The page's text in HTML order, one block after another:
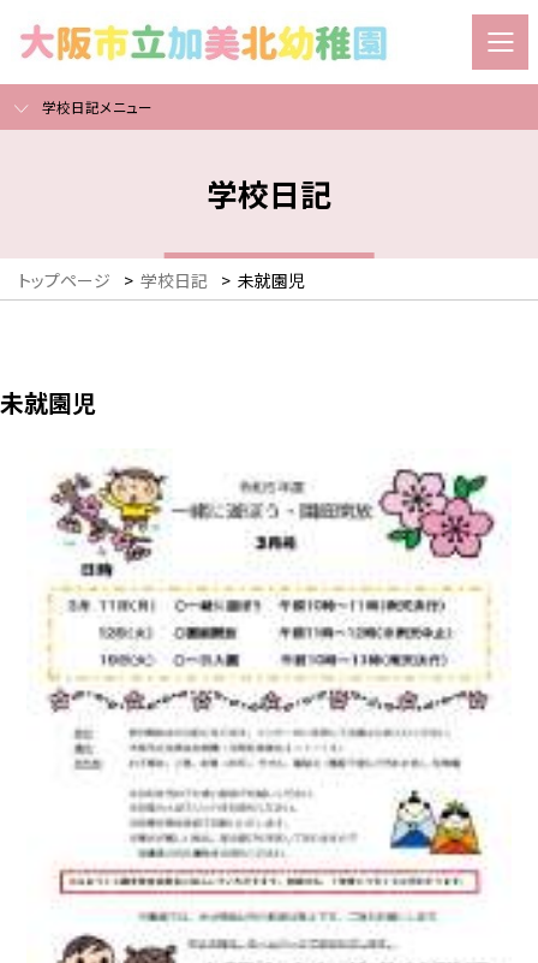
学校日記メニュー
学校日記
トップページ > 学校日記 > 未就園児
未就園児